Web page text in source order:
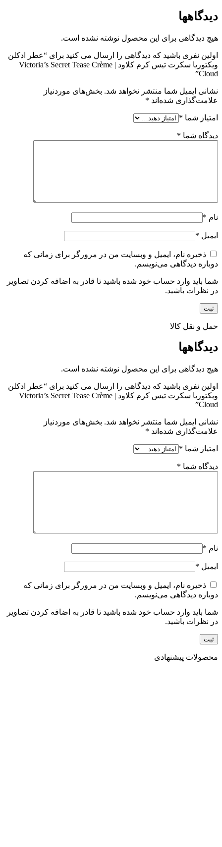
دیدگاهها
هیچ دیدگاهی برای این محصول نوشته نشده است.
اولین نفری باشید که دیدگاهی را ارسال می کنید برای “عطر ادکلن
ویکتوریا سکرت تیس کرم کلاود | Victoria’s Secret Tease Crème
Cloud”
نشانی ایمیل شما منتشر نخواهد شد. بخش‌های موردنیاز
علامت‌گذاری شده‌اند *
امتیاز شما *
دیدگاه شما *
نام *
ایمیل *
ذخیره نام، ایمیل و وبسایت من در مرورگر برای زمانی که
دوباره دیدگاهی می‌نویسم.
شما باید وارد حساب خود شده باشید تا قادر به اضافه کردن تصاویر
در نظرات باشید.
حمل و نقل کالا
دیدگاهها
هیچ دیدگاهی برای این محصول نوشته نشده است.
اولین نفری باشید که دیدگاهی را ارسال می کنید برای “عطر ادکلن
ویکتوریا سکرت تیس کرم کلاود | Victoria’s Secret Tease Crème
Cloud”
نشانی ایمیل شما منتشر نخواهد شد. بخش‌های موردنیاز
علامت‌گذاری شده‌اند *
امتیاز شما *
دیدگاه شما *
نام *
ایمیل *
ذخیره نام، ایمیل و وبسایت من در مرورگر برای زمانی که
دوباره دیدگاهی می‌نویسم.
شما باید وارد حساب خود شده باشید تا قادر به اضافه کردن تصاویر
در نظرات باشید.
محصولات پیشنهادی